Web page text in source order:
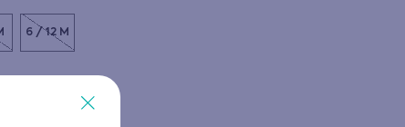
6 / 12 M